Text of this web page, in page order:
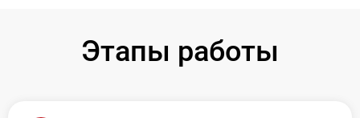
Этапы работы